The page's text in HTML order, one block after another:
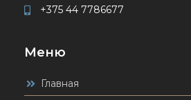
+375 44 7786677
Меню
Главная